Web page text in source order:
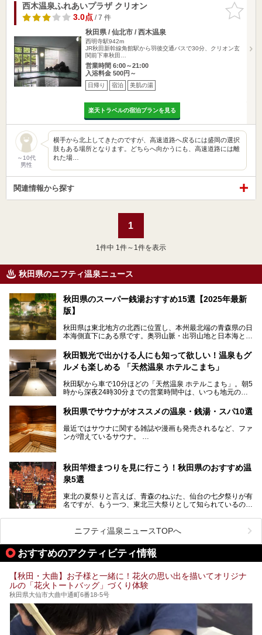
お気に入
りに追加
西木温泉ふれあいプラザ クリオン
3.0点/ 7 件
秋田県 / 仙北市 / 西木温泉
西明寺駅942m
JR秋田新幹線角館駅から羽後交通バスで30分、クリオン玄
関前下車秋田…
営業時間 6:00～21:00
入浴料金 500円～
日帰り 宿泊 美肌の湯
楽天トラベルの宿泊プランを見る
～10代
男性
横手から北上してきたのですが、高速道路へ戻るには盛岡の選択
肢もある場所となります。どちらへ向かうにも、高速道路には離
れた場…
関連情報から探す
1
1 件中 1件～1件を表示
秋田県のニフティ温泉ニュース
秋田県のスーパー銭湯おすすめ15選【2025年最新
版】
秋田県は東北地方の北西に位置し、本州最北端の青森県の日
本海側直下にある県です。奥羽山脈・出羽山地と日本海とい
界自然遺産に登録された白神山地のほか、多くの国立公園・
国定公園を擁しています。
「あきたこまち」に代表される米の生産量は国内第3位。米
ハタハタ・しょっつる（魚醤）といった独特の食材も豊富で
す。
げ」など、全国的に有名な催しも多い秋田県。観光旅行にも
役立つ、県内のおすすめスーパー銭湯＆立ち寄り湯情報をご
紹介します。
秋田観光で出かける人にも知って欲しい！温泉もグ
ルメも楽しめる 「天然温泉 ホテルこまち」
秋田駅から車で10分ほどの「天然温泉 ホテルこまち」。朝5
時から深夜24時30分までの営業時間中は、いつも地元の人
岩盤浴入り放題なのに1泊3,500円からと破格の安さ！
観光にも便利な「天然温泉 ホテルこまち」の魅力をたっぷ
りお届けします。
秋田県でサウナがオススメの温泉・銭湯・スパ10選
最近ではサウナに関する雑誌や漫画も発売されるなど、ファ
ンが増えているサウナ。
こだわりを持つ施設も増えています。
今回はそんな今話題のサウナが楽しめる、秋田県内にあるオ
ススメ温泉・銭湯・スパを10件まとめてご紹介します。
秋田竿燈まつりを見に行こう！秋田県のおすすめ温
泉5選
東北の夏祭りと言えば、青森のねぶた、仙台の七夕祭りが有
名ですが、もう一つ、東北三大祭りとして知られているのが
毎年8月3日から6日に行われる「秋田竿燈まつり」は、たく
さんの提灯をぶらさげた大きな竿燈を「ドッコイショ」の掛
け声にあわせて秋田駅周辺を練り歩きます。
竿燈の数は230本、１万個の提灯がまるで天の川のように連
竿燈まつりを見た後は、秋田の温泉で骨休め。秋田美人を生
み出す温泉がたくさんありますよ！
秋田に出かけて、夏の暑さを祭りで吹き飛ばしましょう！
今回は秋田県のおすすめ温泉をご紹介します！
ニフティ温泉ニュースTOPへ
おすすめのアクティビティ情報
【秋田・大曲】お子様と一緒に！花火の思い出を描いてオリジナ
ルの「花火トートバッグ」づくり体験
秋田県大仙市大曲中通町6番18-5号